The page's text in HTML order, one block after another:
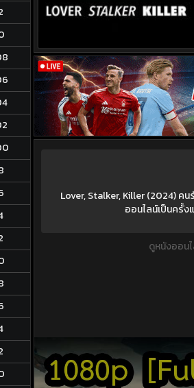
Lover, Stalker, Killer (2024) ค
ออนไลน์เป็นครั้
ดูหนังออน